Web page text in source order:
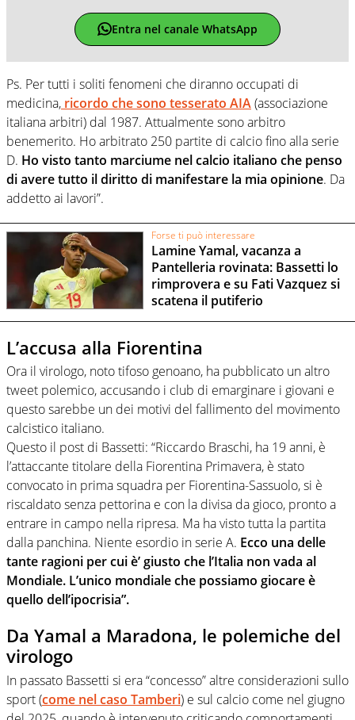
Entra nel canale WhatsApp
Ps. Per tutti i soliti fenomeni che diranno occupati di
medicina, ricordo che sono tesserato AIA(associazione
italiana arbitri) dal 1987. Attualmente sono arbitro
benemerito. Ho arbitrato 250 partite di calcio fino alla serie
D. Ho visto tanto marciume nel calcio italiano che penso
di avere tutto il diritto di manifestare la mia opinione. Da
addetto ai lavori”.
Forse ti può interessare
Lamine Yamal, vacanza a
Pantelleria rovinata: Bassetti lo
rimprovera e su Fati Vazquez si
scatena il putiferio
L’accusa alla Fiorentina
Ora il virologo, noto tifoso genoano, ha pubblicato un altro
tweet polemico, accusando i club di emarginare i giovani e
questo sarebbe un dei motivi del fallimento del movimento
calcistico italiano.
Questo il post di Bassetti: “Riccardo Braschi, ha 19 anni, è
l’attaccante titolare della Fiorentina Primavera, è stato
convocato in prima squadra per Fiorentina-Sassuolo, si è
riscaldato senza pettorina e con la divisa da gioco, pronto a
entrare in campo nella ripresa. Ma ha visto tutta la partita
dalla panchina. Niente esordio in serie A. Ecco una delle
tante ragioni per cui è’ giusto che l’Italia non vada al
Mondiale. L’unico mondiale che possiamo giocare è
quello dell’ipocrisia”.
Da Yamal a Maradona, le polemiche del
virologo
In passato Bassetti si era “concesso” altre considerazioni sullo
sport (come nel caso Tamberi) e sul calcio come nel giugno